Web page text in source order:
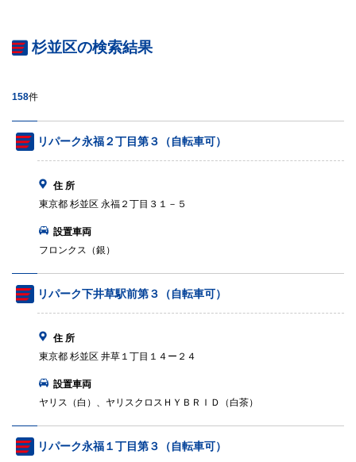
杉並区の検索結果
158件
リパーク永福２丁目第３（自転車可）
住 所
東京都 杉並区 永福２丁目３１－５
設置車両
フロンクス（銀）
リパーク下井草駅前第３（自転車可）
住 所
東京都 杉並区 井草１丁目１４ー２４
設置車両
ヤリス（白）、ヤリスクロスＨＹＢＲＩＤ（白茶）
リパーク永福１丁目第３（自転車可）